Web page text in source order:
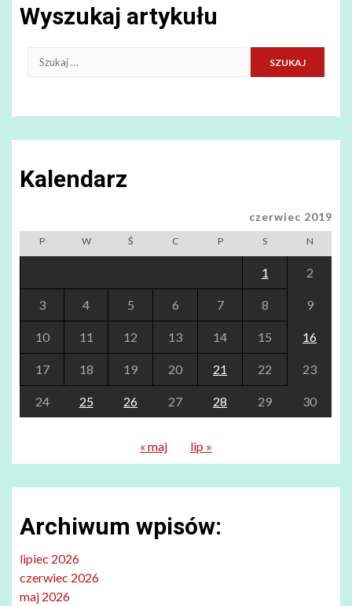
Wyszukaj artykułu
Szukaj:
Kalendarz
czerwiec 2019
P W Ś C P S N
1 2
3 4 5 6 7 8 9
10 11 12 13 14 15 16
17 18 19 20 21 22 23
24 25 26 27 28 29 30
« maj lip »
Archiwum wpisów:
lipiec 2026
czerwiec 2026
maj 2026